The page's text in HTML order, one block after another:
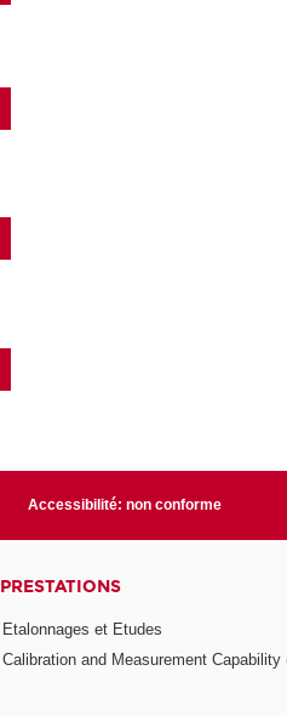
Accessibilité: non conforme
PRESTATIONS
Etalonnages et Etudes
Calibration and Measurement Capability